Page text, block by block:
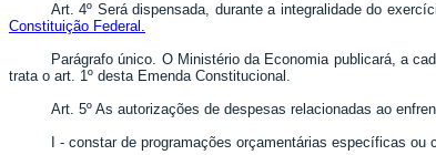
Art. 4º Será dispensada, durante a integralidade do
Constituição Federal .
Parágrafo único. O Ministério da Economia publicará, a
trata o art. 1º desta Emenda Constitucional.
Art. 5º As autorizações de despesas relacionadas ao
I - constar de programações orçamentárias específicas